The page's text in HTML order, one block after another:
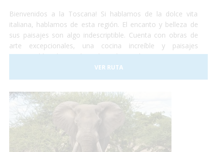
Bienvenidos a la Toscana! Si hablamos de la dolce vita
italiana, hablamos de esta región. El encanto y belleza de
sus paisajes son algo indescriptible. Cuenta con obras de
arte excepcionales, una cocina increíble y paisajes
interminables de viñedos, alamedas y olivares. Un visita a
uno de los museos más importantes o una degustación de
vinos y quesos, tu eliges!
VER RUTA